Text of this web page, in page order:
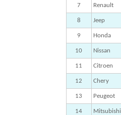
7 Renault
8 Jeep
9 Honda
10 Nissan
11 Citroen
12 Chery
13 Peugeot
14 Mitsubishi